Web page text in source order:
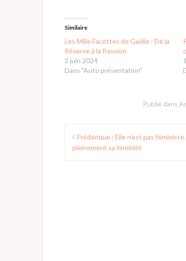
Similaire
Les Mille Facettes de Gaëlle : De la
Réserve à la Passion
2 juin 2024
Dans "Auto présentation"
Publié dans
Navigation
deFrédérique : Elle n’est pas
pleinement sa féminité